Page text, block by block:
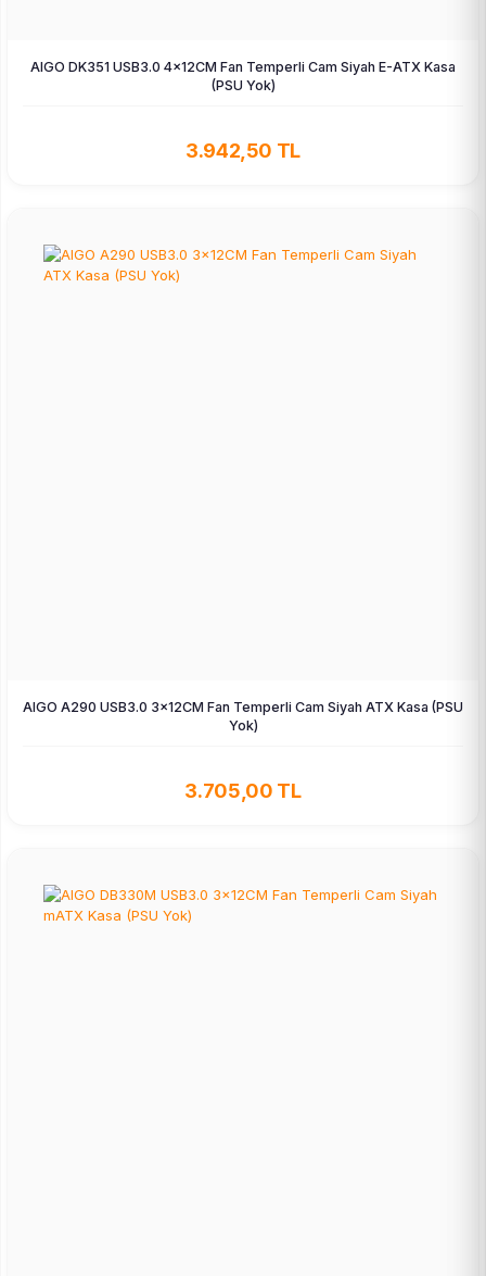
AIGO DK351 USB3.0 4×12CM Fan Temperli Cam Siyah E-ATX Kasa
(PSU Yok)
3.942,50 TL
AIGO A290 USB3.0 3×12CM Fan Temperli Cam Siyah ATX Kasa (PSU
Yok)
3.705,00 TL